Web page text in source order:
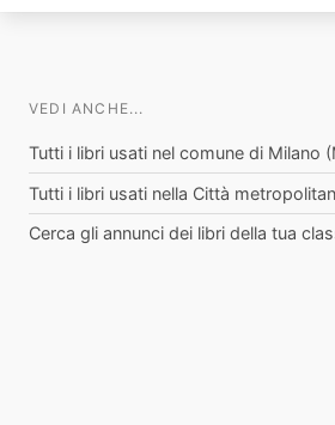
VEDI ANCHE...
Tutti i libri usati nel comune di Milano
Tutti i libri usati nella Città
Cerca gli annunci dei libri della tua